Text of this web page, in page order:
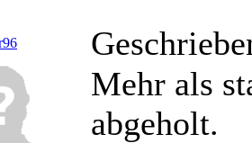
Mehr als
abgeholt.